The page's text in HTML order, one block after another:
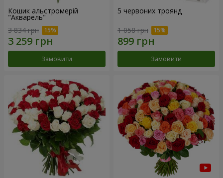
Кошик альстромерій
"Акварель"
3 834 грн
Замовити
5 червоних троянд
1 058 грн
Замовити